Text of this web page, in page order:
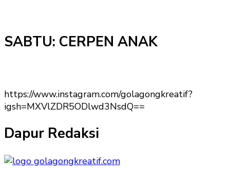
SABTU: CERPEN ANAK
https://www.instagram.com/golagongkreatif?
igsh=MXVlZDR5ODlwd3NsdQ==
Dapur Redaksi